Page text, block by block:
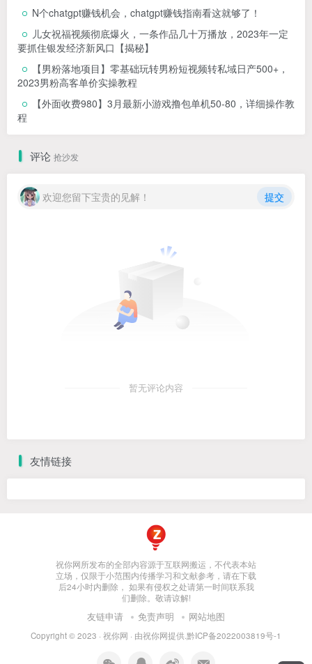
N个chatgpt赚钱机会，chatgpt赚钱指南看这就够了！
儿女祝福视频彻底爆火，一条作品几十万播放，2023年一定
要抓住银发经济新风口【揭秘】
【男粉落地项目】零基础玩转男粉短视频转私域日产500+，
2023男粉高客单价实操教程
【外面收费980】3月最新小游戏撸包单机50-80，详细操作教
程
评论 抢沙发
欢迎您留下宝贵的见解！ 提交
暂无评论内容
友情链接
祝你网所发布的全部内容源于互联网搬运，不代表本站
立场，仅限于小范围内传播学习和文献参考，请在下载
后24小时内删除， 如果有侵权之处请第一时间联系我
们删除。敬请谅解!
友链申请 免责声明 网站地图
Copyright © 2023 · 祝你网 · 由祝你网提供.黔ICP备2022003819号-1